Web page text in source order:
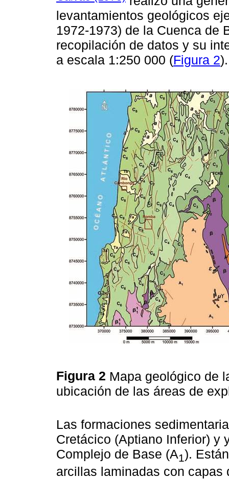
levantamientos geológicos
1972-1973) de la Cuenca de
recopilación de datos y su
a escala 1:250 000 (Figura 2).
Figura 2 Mapa geológico de
ubicación de las áreas de
Las formaciones
Cretácico (Aptiano Inferior) y
Complejo de Base (A1).
arcillas laminadas con capas